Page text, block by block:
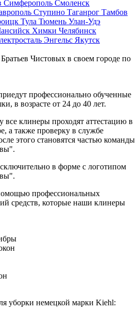
Симферополь Смоленск
Ступино Таганрог Тамбов
Тула Тюмень Улан-Удэ
Химки Челябинск
Энгельс Якутск
Чистовых в своем городе по
профессионально обученные
в возрасте от 24 до 40 лет.
все клинеры проходят аттестацию в
а также проверку в службе
этого становятся частью команды
в форме с логотипом
профессиональных
средств, которые наши клинеры
уборки немецкой марки Kiehl: